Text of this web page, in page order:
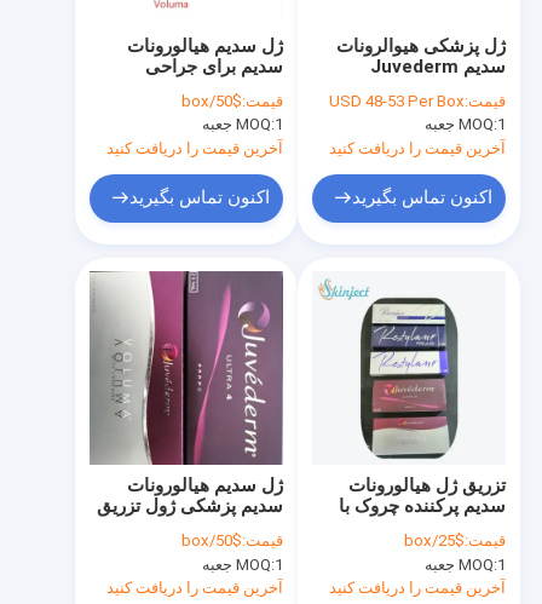
ژل سدیم هیالورونات
سدیم برای جراحی
قیمت:$50/box
MOQ:1 جعبه
آخرین قیمت را دریافت کنید
اکنون تماس بگیرید
ژل پزشکی هیوالرونات
سدیم Juvederm
قیمت:USD 48-53 Per Box
MOQ:1 جعبه
آخرین قیمت را دریافت کنید
اکنون تماس بگیرید
ژل سدیم هیالورونات
سدیم پزشکی ژول تزریق
پل بینی
قیمت:$50/box
MOQ:1 جعبه
آخرین قیمت را دریافت کنید
تزریق ژل هیالورونات
سدیم پرکننده چروک با
قیمت:$25/box
MOQ:1 جعبه
آخرین قیمت را دریافت کنید